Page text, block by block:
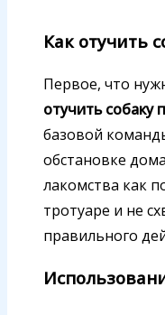
Как отучить
Первое, что
отучить собаку
базовой
обстановке
лакомства как
тротуаре и не
правильного